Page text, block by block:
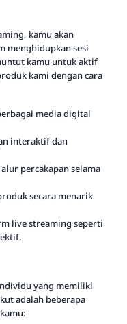
kamu akan
menghidupkan sesi
kamu untuk aktif
kami dengan cara
media digital
interaktif dan
percakapan selama
secara menarik
live streaming seperti
yang memiliki
adalah beberapa